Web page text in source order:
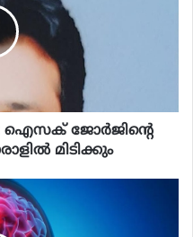
ഐസക് ജോര്‍ജിന്റെ
മിടിക്കും